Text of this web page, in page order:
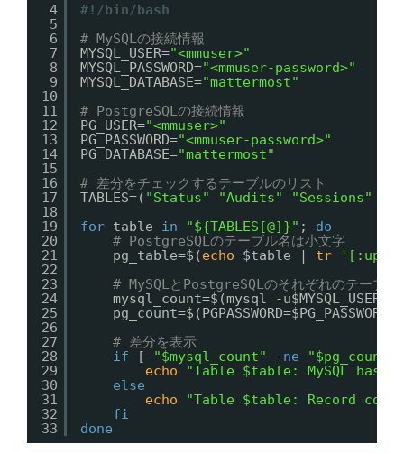
4
5
6
7
8
9
10
11
12
13
14
15
16
17
18
19
20
21
22
23
24
25
26
27
28
29
30
31
32
33
#!/bin/bash
# MySQLの接続情報
MYSQL_USER="<mmuser>"
MYSQL_PASSWORD="<mmuser-password>"
MYSQL_DATABASE="mattermost"
# PostgreSQLの接続情報
PG_USER="<mmuser>"
PG_PASSWORD="<mmuser-password>"
PG_DATABASE="mattermost"
# 差分をチェックするテーブルのリスト
TABLES=( "Status" "Audits" "Sessions"
for table in "${TABLES[@]}" ; do
# PostgreSQLのテーブル名は小文字
pg_table=$(echo $table | tr
# MySQLとPostgreSQLのそれぞれのテーブル
mysql_count=$(mysql -u$MYSQL_USER -
# 差分を表示
if
[ "$mysql_count" -ne
"$pg_count"
echo
"Table $table: MySQL has
else
echo
"Table $table: Record
fi
done